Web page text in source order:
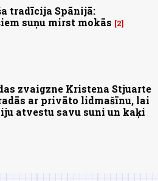
tradīcija Spānijā:
suņu mirst mokās
2
zvaigzne Kristena Stjuarte
ar privāto lidmašīnu, lai
atvestu savu suni un kaķi